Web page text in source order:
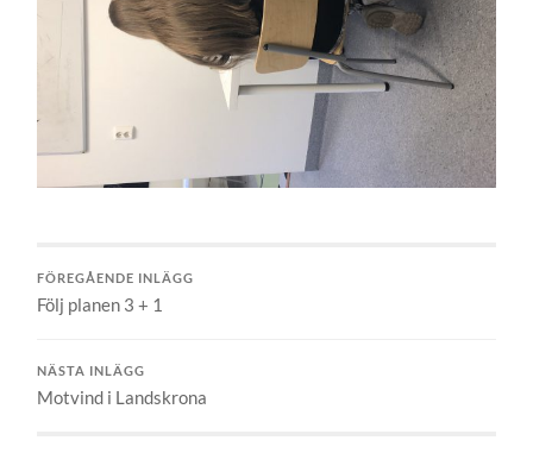
FÖREGÅENDE INLÄGG
Följ planen 3 + 1
NÄSTA INLÄGG
Motvind i Landskrona